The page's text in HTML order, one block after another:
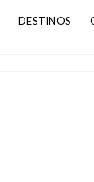
DESTINOS